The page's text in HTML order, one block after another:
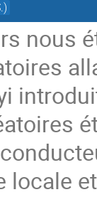
nous
locale